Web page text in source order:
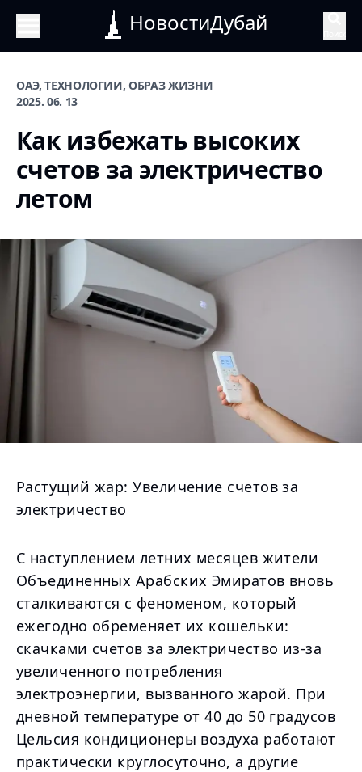
НовостиДубай
ОАЭ, ТЕХНОЛОГИИ, ОБРАЗ ЖИЗНИ
2025. 06. 13
Как избежать высоких
счетов за электричество
летом
Растущий жар: Увеличение счетов за
электричество
С наступлением летних месяцев жители
Объединенных Арабских Эмиратов вновь
сталкиваются с феноменом, который
ежегодно обременяет их кошельки:
скачками счетов за электричество из-за
увеличенного потребления
электроэнергии, вызванного жарой. При
дневной температуре от 40 до 50 градусов
Цельсия кондиционеры воздуха работают
практически круглосуточно, а другие